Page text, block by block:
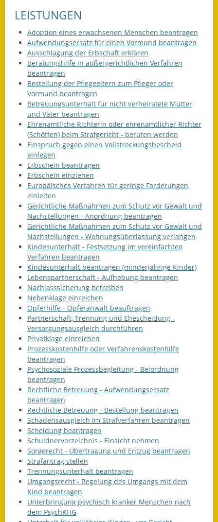
Getrennte
Abwassergebühr
Grundsteuerreform
Haushaltspläne
Jahresabschlüsse
Wasserversorgung
Heiraten in Notzingen
Notruftafel
Ortsrecht
Wahlen
Was erledige ich wo?
Leben
Bauen und Wohnen
Baugebiete & Bauplätze
Gerätehütten
Gutachterausschuss
Mietspiegel
Rückstausicherung von
Gebäuden
LEISTUNGEN
Adoption eines erwachsenen Menschen beantragen
Aufwendungsersatz für einen Vormund beantragen
Ausschlagung der Erbschaft erklären
Beratungshilfe in außergerichtlichen Verfahren
beantragen
Bestellung der Pflegeeltern zum Pfleger oder
Vormund beantragen
Betreuungsunterhalt für nicht verheiratete Mütter
und Väter beantragen
Ehrenamtliche Richterin oder ehrenamtlicher Richter
(Schöffen) beim Strafgericht - berufen werden
Einspruch gegen einen Vollstreckungsbescheid
einlegen
Erbschein beantragen
Erbschein einziehen
Europäisches Verfahren für geringe Forderungen
einleiten
Gerichtliche Maßnahmen zum Schutz vor Gewalt und
Nachstellungen - Anordnung beantragen
Gerichtliche Maßnahmen zum Schutz vor Gewalt und
Nachstellungen - Wohnungsüberlassung verlangen
Kindesunterhalt - Festsetzung im vereinfachten
Verfahren beantragen
Kindesunterhalt beantragen (minderjährige Kinder)
Lebenspartnerschaft - Aufhebung beantragen
Nachlasssicherung betreiben
Nebenklage einreichen
Opferhilfe - Opferanwalt beauftragen
Partnerschaft, Trennung und Ehescheidung -
Versorgungsausgleich durchführen
Privatklage einreichen
Prozesskostenhilfe oder Verfahrenskostenhilfe
beantragen
Psychosoziale Prozessbegleitung - Beiordnung
beantragen
Rechtliche Betreuung - Aufwendungsersatz
beantragen
Rechtliche Betreuung - Bestellung beantragen
Schadensausgleich im Strafverfahren beantragen
Scheidung beantragen
Schuldnerverzeichnis - Einsicht nehmen
Sorgerecht - Übertragung und Entzug beantragen
Strafantrag stellen
Trennungsunterhalt beantragen
Umgangsrecht - Regelung des Umgangs mit dem
Kind beantragen
Unterbringung psychisch kranker Menschen nach
dem PsychKHG